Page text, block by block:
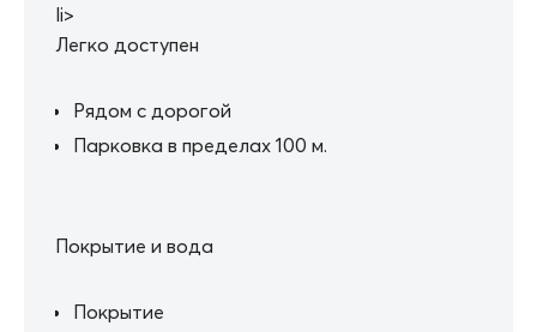
li>
Легко доступен
Рядом с дорогой
Парковка в пределах 100 м.
Покрытие и вода
Покрытие